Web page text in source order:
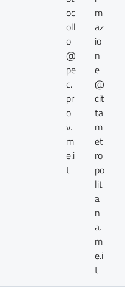
oc
oll
o
@
pe
c.
pr
o
v.
m
e.i
t
m
az
io
n
e
@
cit
ta
m
et
ro
po
lit
a
n
a.
m
e.i
t